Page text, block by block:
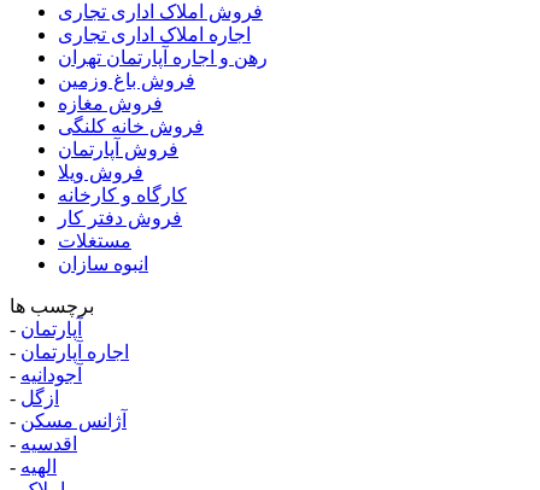
فروش املاک اداری تجاری
اجاره املاک اداری تجاری
رهن و اجاره آپارتمان تهران
فروش باغ وزمین
فروش مغازه
فروش خانه کلنگی
فروش آپارتمان
فروش ویلا
کارگاه و کارخانه
فروش دفتر کار
مستغلات
انبوه سازان
برچسب ها
- آپارتمان
- اجاره آپارتمان
- آجودانیه
- ازگل
- آژانس مسکن
- اقدسیه
- الهیه